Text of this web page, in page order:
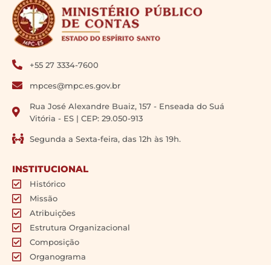
+55 27 3334-7600
mpces@mpc.es.gov.br
Rua José Alexandre Buaiz, 157 - Enseada do Suá
Vitória - ES | CEP: 29.050-913
Segunda a Sexta-feira, das 12h às 19h.
INSTITUCIONAL
Histórico
Missão
Atribuições
Estrutura Organizacional
Composição
Organograma